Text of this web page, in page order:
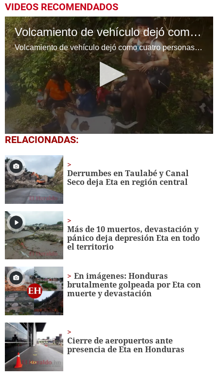
VIDEOS RECOMENDADOS
Volcamiento de vehículo dejó como cuatro personas muertas y varias heridas en Santa Bárbara
Volcamiento de vehículo dejó como cuatro personas muertas y varias heridas en Santa Bárbara
0
seconds
1
minute,
7
seconds
RELACIONADAS:
Derrumbes en Taulabé y Canal
Seco deja Eta en región central
Más de 10 muertos, devastación y
pánico deja depresión Eta en todo
el territorio
En imágenes: Honduras
brutalmente golpeada por Eta con
muerte y devastación
Cierre de aeropuertos ante
presencia de Eta en Honduras